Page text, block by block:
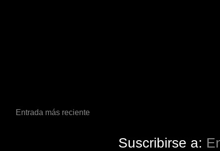
Entrada más reciente
Suscribirse a: